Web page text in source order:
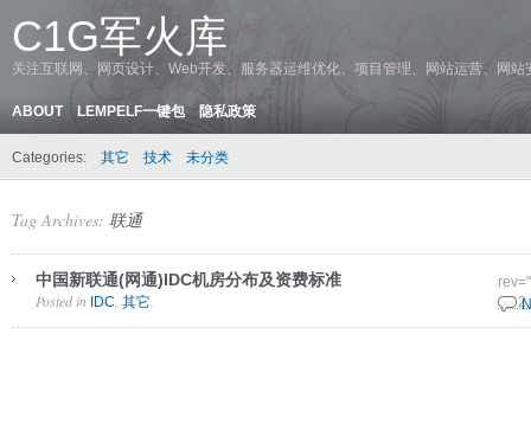
C1G军火库
关注互联网、网页设计、Web开发、服务器运维优化、项目管理、网站运营、网
ABOUT LEMPELF一键包 隐私政策
Categories: 其它 技术 未分类
Tag Archives: 联通
中国新联通(网通)IDC机房分布及资费标准
15 2
Posted in IDC 其它